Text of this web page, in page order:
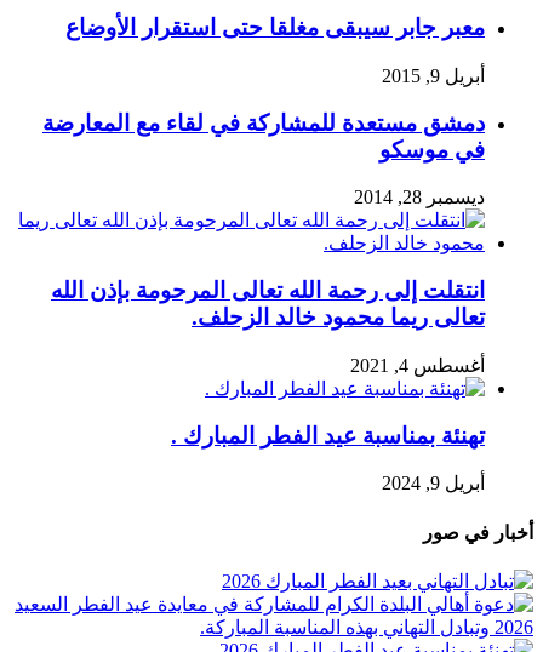
معبر جابر سيبقى مغلقا حتى استقرار الأوضاع
أبريل 9, 2015
دمشق مستعدة للمشاركة في لقاء مع المعارضة
في موسكو
ديسمبر 28, 2014
انتقلت إلى رحمة الله تعالى المرحومة بإذن الله
تعالى ريما محمود خالد الزحلف.
أغسطس 4, 2021
تهنئة بمناسبة عيد الفطر المبارك .
أبريل 9, 2024
أخبار في صور